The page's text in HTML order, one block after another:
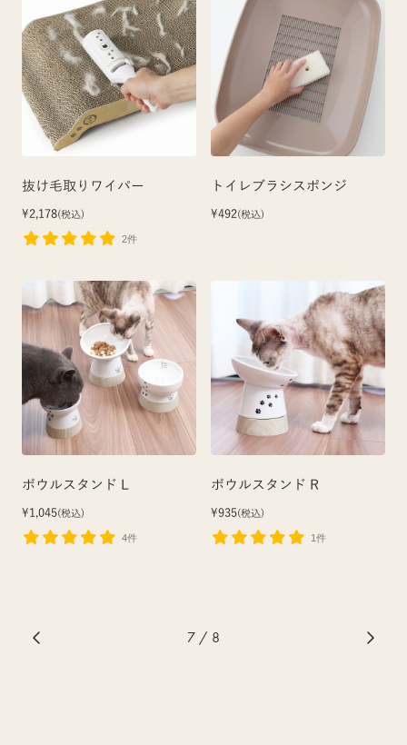
抜け毛取りワイパー
¥2,178(税込)
2件
トイレブラシスポンジ
¥492(税込)
ボウルスタンド L
¥1,045(税込)
4件
ボウルスタンド R
¥935(税込)
1件
7 / 8